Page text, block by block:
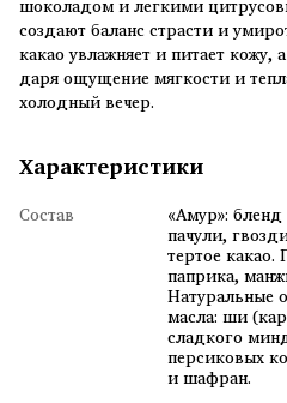
создают баланс страсти и
какао увлажняет и питает
даря ощущение мягкости и
холодный вечер.
Характеристики
Состав «Амур»:
пачули,
тертое
паприка,
Натуральные
масла: ши
сладкого
персиковых
и шафран.